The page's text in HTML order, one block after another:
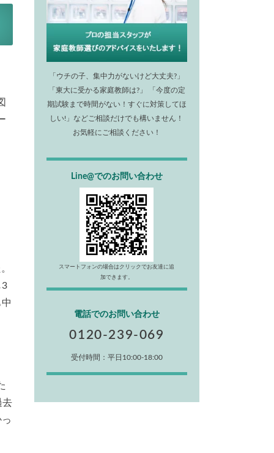
3
去
「ウチの子、集中力がないけど大丈夫?」
「東大に受かる家庭教師は?」 「今度の定
期試験まで時間がない！すぐに対策してほ
しい!」などご相談だけでも構いません！
お気軽にご相談ください！
Line@でのお問い合わせ
スマートフォンの場合はクリックでお友達に追
加できます。
電話でのお問い合わせ
0120-239-069
受付時間：平日10:00-18:00